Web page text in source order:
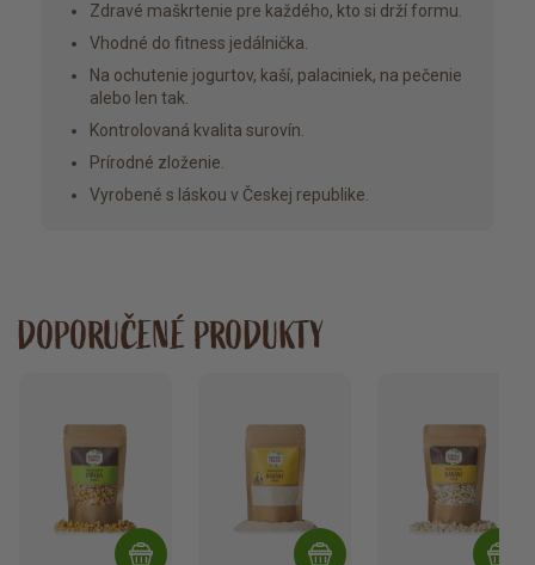
Zdravé maškrtenie pre každého, kto si drží formu.
Vhodné do fitness jedálnička.
Na ochutenie jogurtov, kaší, palaciniek, na pečenie
alebo len tak.
Kontrolovaná kvalita surovín.
Prírodné zloženie.
Vyrobené s láskou v Českej republike.
DOPORUČENÉ PRODUKTY